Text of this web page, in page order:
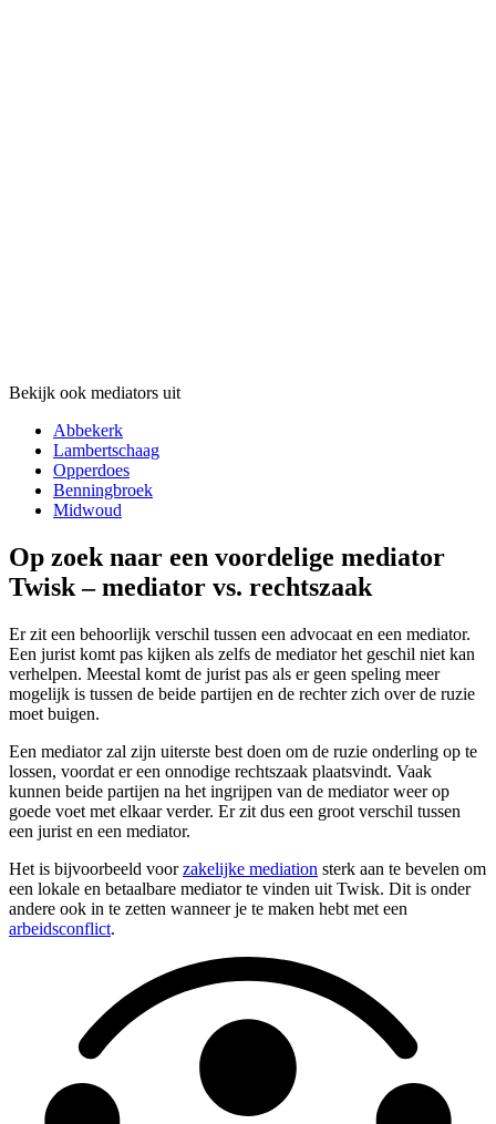
Bekijk ook mediators uit
Abbekerk
Lambertschaag
Opperdoes
Benningbroek
Midwoud
Op zoek naar een voordelige mediator
Twisk – mediator vs. rechtszaak
Er zit een behoorlijk verschil tussen een advocaat en een mediator.
Een jurist komt pas kijken als zelfs de mediator het geschil niet kan
verhelpen. Meestal komt de jurist pas als er geen speling meer
mogelijk is tussen de beide partijen en de rechter zich over de ruzie
moet buigen.
Een mediator zal zijn uiterste best doen om de ruzie onderling op te
lossen, voordat er een onnodige rechtszaak plaatsvindt. Vaak
kunnen beide partijen na het ingrijpen van de mediator weer op
goede voet met elkaar verder. Er zit dus een groot verschil tussen
een jurist en een mediator.
Het is bijvoorbeeld voorzakelijke mediation sterk aan te bevelen om
een lokale en betaalbare mediator te vinden uit Twisk. Dit is onder
andere ook in te zetten wanneer je te maken hebt met een
arbeidsconflict.